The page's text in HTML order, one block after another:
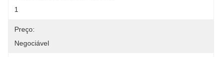
1
Preço:
Negociável